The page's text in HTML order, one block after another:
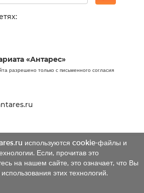
используются cookie-файлы и
Если, прочитав это
на нашем сайте, это означает, что Вы
этих технологий.
«Антарес»
разрешено только с письменного согласия